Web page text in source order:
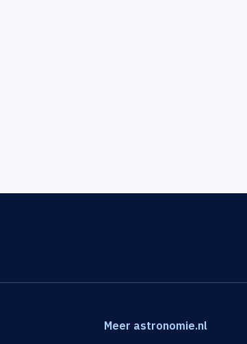
Meer astronomie.nl